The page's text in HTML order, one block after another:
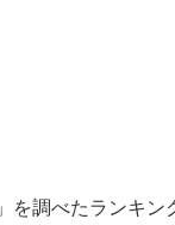
を調べたランキン